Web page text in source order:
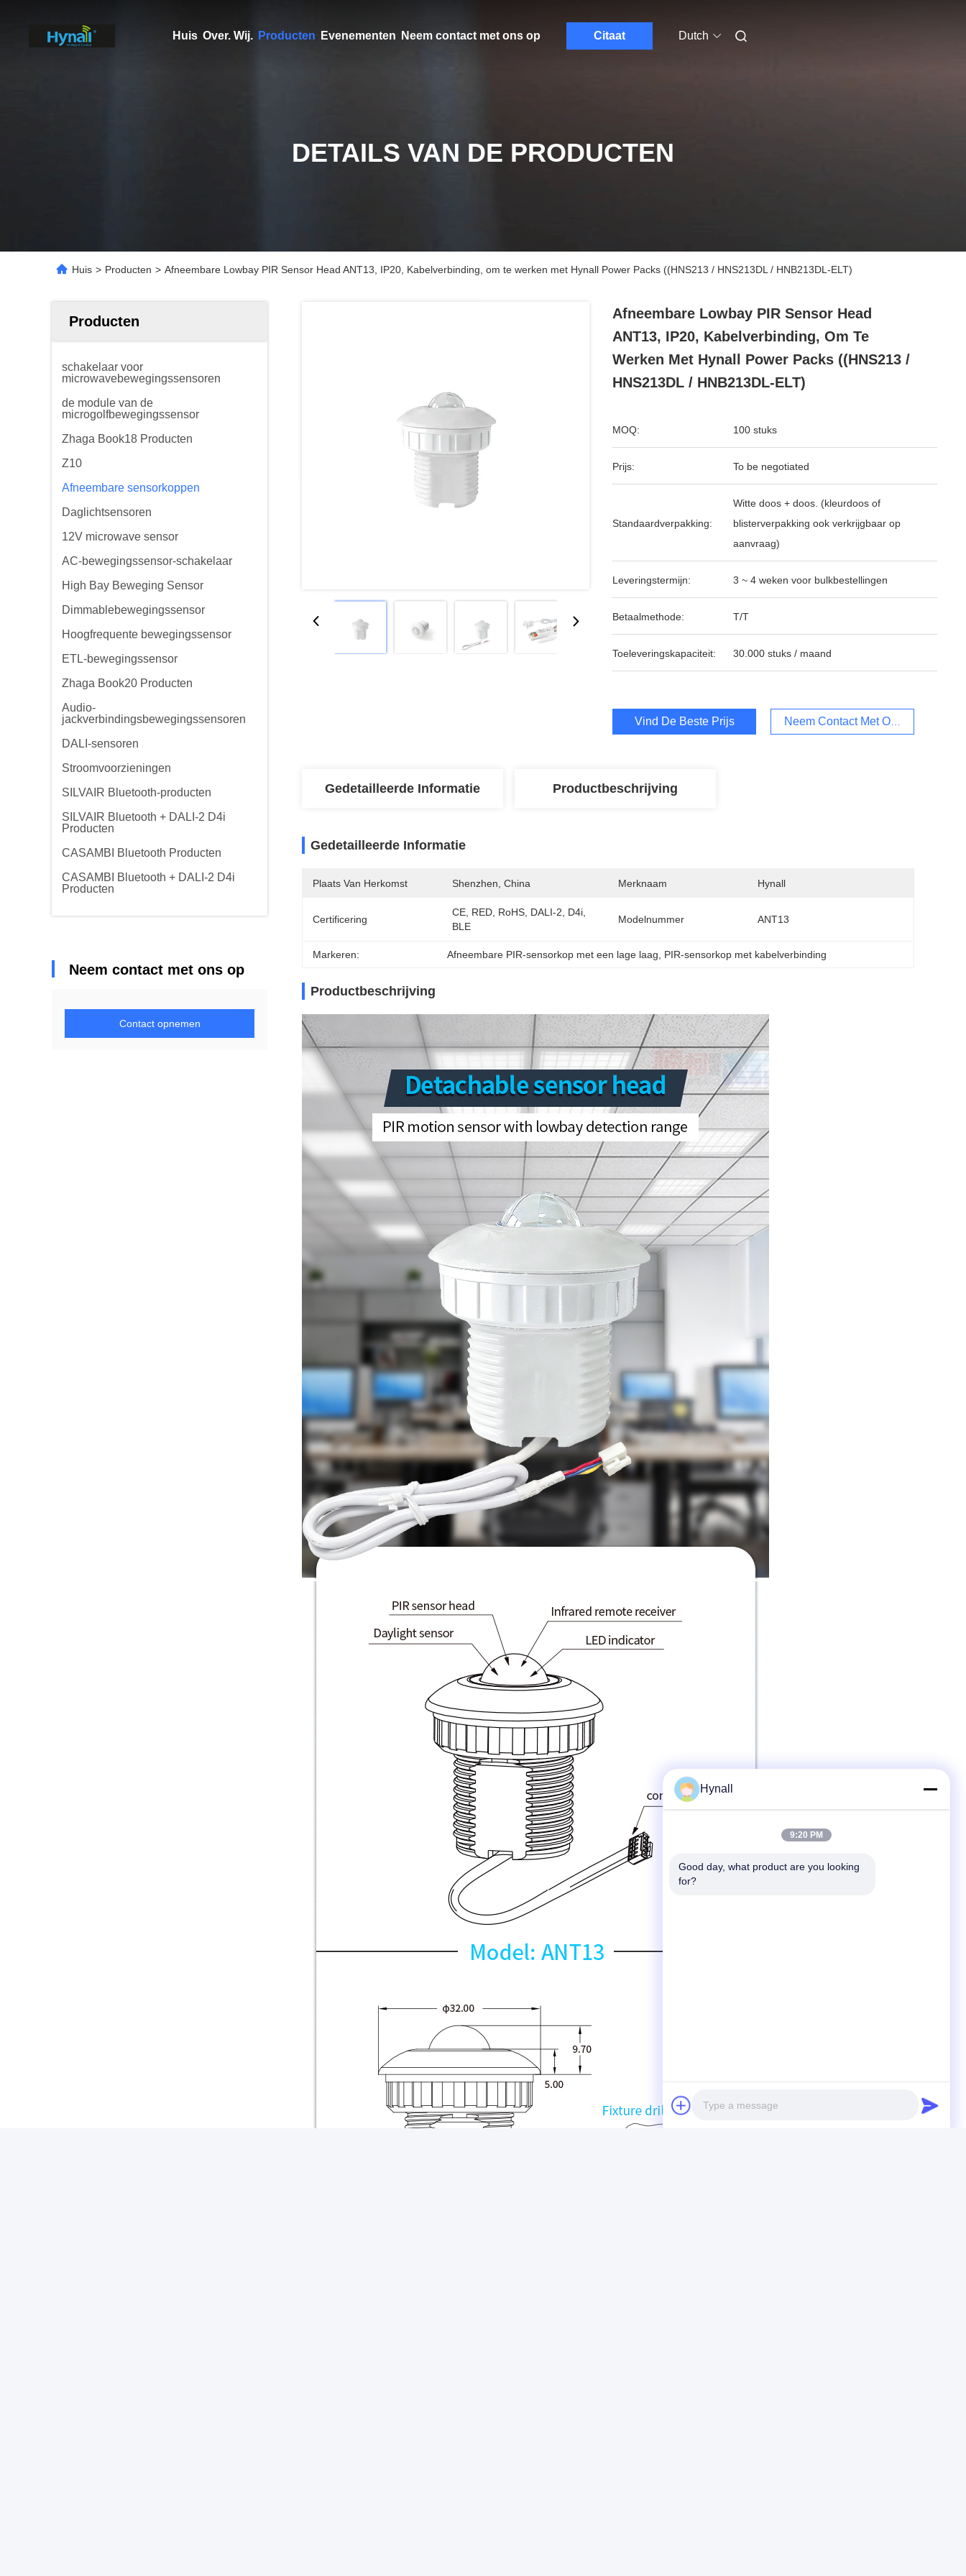
Huis Over. Wij. Producten Evenementen Neem contact met ons op Citaat Dutch
DETAILS VAN DE PRODUCTEN
Huis > Producten > Afneembare Lowbay PIR Sensor Head ANT13, IP20, Kabelverbinding, om te werken met Hynall Power Packs ((HNS213 / HNS213DL / HNB213DL-ELT)
Producten
schakelaar voor
microwavebewegingssensoren
de module van de
microgolfbewegingssensor
Zhaga Book18 Producten
Z10
Afneembare sensorkoppen
Daglichtsensoren
12V microwave sensor
AC-bewegingssensor-schakelaar
High Bay Beweging Sensor
Dimmablebewegingssensor
Hoogfrequente bewegingssensor
ETL-bewegingssensor
Zhaga Book20 Producten
Audio-
jackverbindingsbewegingssensoren
DALI-sensoren
Stroomvoorzieningen
SILVAIR Bluetooth-producten
SILVAIR Bluetooth + DALI-2 D4i
Producten
CASAMBI Bluetooth Producten
CASAMBI Bluetooth + DALI-2 D4i
Producten
Neem contact met ons op
Contact opnemen
Afneembare Lowbay PIR Sensor Head
ANT13, IP20, Kabelverbinding, Om Te
Werken Met Hynall Power Packs ((HNS213 /
HNS213DL / HNB213DL-ELT)
MOQ: 100 stuks
Prijs: To be negotiated
Standaardverpakking:
Witte doos + doos. (kleurdoos of
blisterverpakking ook verkrijgbaar op
aanvraag)
Leveringstermijn: 3 ~ 4 weken voor bulkbestellingen
Betaalmethode: T/T
Toeleveringskapaciteit: 30.000 stuks / maand
Vind De Beste Prijs Neem Contact Met Ons Op
Gedetailleerde Informatie Productbeschrijving
Gedetailleerde Informatie
Plaats Van Herkomst Shenzhen, China Merknaam Hynall
Certificering
CE, RED, RoHS, DALI-2, D4i,
BLE
Modelnummer ANT13
Markeren: Afneembare PIR-sensorkop met een lage laag PIR-sensorkop met kabelverbinding
Productbeschrijving
Hynall
9:20 PM
Good day, what product are you looking
for?